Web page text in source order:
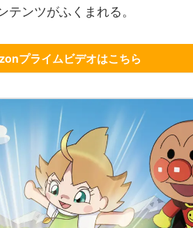
ンツがふくまれる。
プライムビデオはこちら